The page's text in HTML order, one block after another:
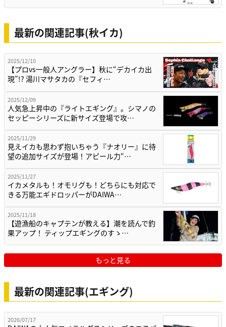
最新の関連記事(秋イカ)
2025/12/10
【プロvs一般人アングラー】秋に“デカイカ出
現”!? 湯川マサタカの『セフィ…
2025/12/09
人気急上昇中の『ライトエギング』。シマノの
セッピーシリーズに新サイズ登場で攻…
2025/11/29
見えイカも思わず抱いちゃう『ナオリー』に待
望の追加サイズが登場！アピール力“…
2025/11/27
イカメタルも！オモリグも！どちらにも対応で
きる万能エギドロッパーがDAIWA…
2025/11/18
【遊漁船のキャプテンが教える】潮を読んで釣
果アップ！ ティップエギングのすゝ…
もっと見る
最新の関連記事(エギング)
2026/07/17